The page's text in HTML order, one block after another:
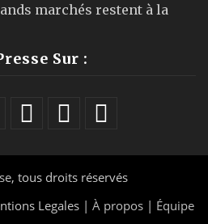
marchés restent à la
Sur :
, tous droits réservés
Legales | À propos | Équipe